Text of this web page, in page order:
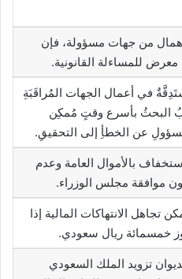
من جهات مسؤولة، فإن
للمساءلة القانونية.
في أعمال الجهات المُراقَبَةِ
البحثُ بأسرع وقتٍ مُمكِن
عن الخطأِ إلى التحقيقِ.
بالأموال العامة وعدم
موافقة مجلس الوزراء.
تجاهل الانتهاكات المالية إذا
خمسمائة ريال سعودي.
تزويد الملك السعودي